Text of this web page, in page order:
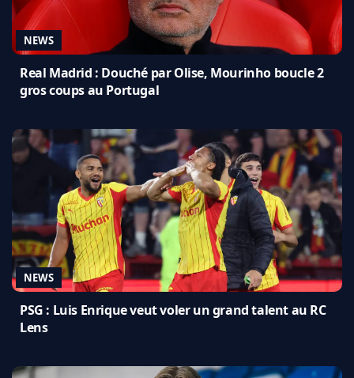
NEWS
Real Madrid : Douché par Olise, Mourinho boucle 2
gros coups au Portugal
NEWS
PSG : Luis Enrique veut voler un grand talent au RC
Lens